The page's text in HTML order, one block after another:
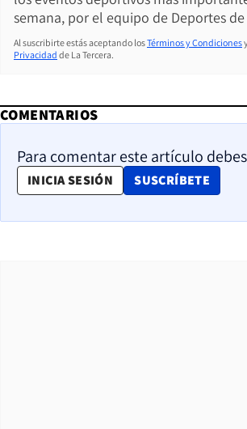
semana, por el equipo de Deportes de
Al suscribirte estás aceptando losTérminos y Condiciones
Privacidad de La Tercera.
COMENTARIOS
Para comentar este artículo
INICIA SESIÓN SUSCRÍBETE
OPENS IN NEW